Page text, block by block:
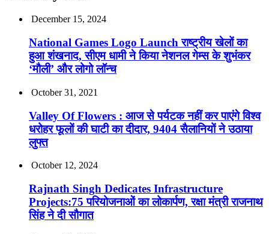
December 15, 2024
National Games Logo Launch राष्ट्रीय खेलों का
हुआ शंखनाद, सीएम धामी ने किया नेशनल गेम्स के शुभंकर
‘मौली’ और लोगो लॉन्च
October 31, 2021
Valley Of Flowers : आज से पर्यटक नहीं कर पाएंगे विश्व
धरोहर फूलों की घाटी का दीदार, 9404 सैलानियों ने उठाया
लुफ्त
October 12, 2024
Rajnath Singh Dedicates Infrastructure
Projects:75 परियोजनाओं का लोकार्पण, रक्षा मंत्री राजनाथ
सिंह ने दी सौगात